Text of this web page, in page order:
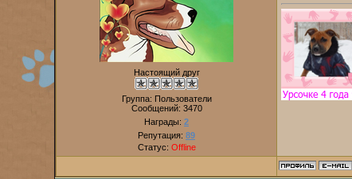
Настоящий друг
Группа: Пользователи
Сообщений: 3470
Награды: 2
Репутация: 89
Статус: Offline